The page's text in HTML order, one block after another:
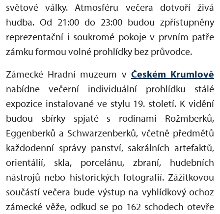
světové války. Atmosféru večera dotvoří živá
hudba. Od 21:00 do 23:00 budou zpřístupněny
reprezentační i soukromé pokoje v prvním patře
zámku formou volné prohlídky bez průvodce.
Zámecké Hradní muzeum v Českém Krumlově
nabídne večerní individuální prohlídku stálé
expozice instalované ve stylu 19. století. K vidění
budou sbírky spjaté s rodinami Rožmberků,
Eggenberků a Schwarzenberků, včetně předmětů
každodenní správy panství, sakrálních artefaktů,
orientálií, skla, porcelánu, zbraní, hudebních
nástrojů nebo historických fotografií. Zážitkovou
součástí večera bude výstup na vyhlídkový ochoz
zámecké věže, odkud se po 162 schodech otevře